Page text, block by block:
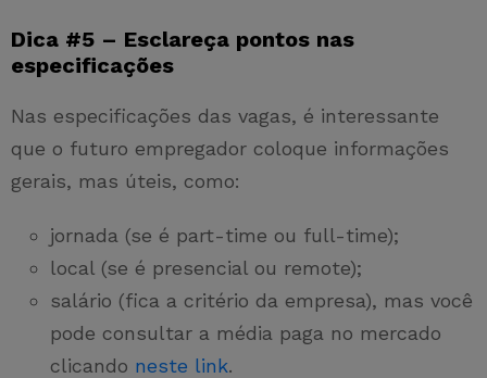
Dica #5 – Esclareça pontos nas
especificações
Nas especificações das vagas, é interessante
que o futuro empregador coloque informações
gerais, mas úteis, como:
jornada (se é part-time ou full-time);
local (se é presencial ou remote);
salário (fica a critério da empresa), mas você
pode consultar a média paga no mercado
clicando neste link.